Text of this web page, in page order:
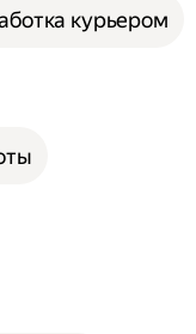
курьером